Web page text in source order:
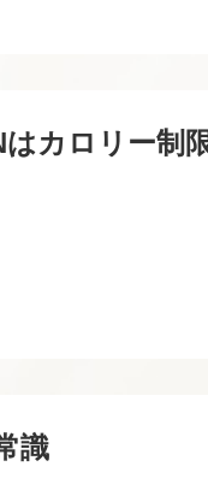
カロリー制
識